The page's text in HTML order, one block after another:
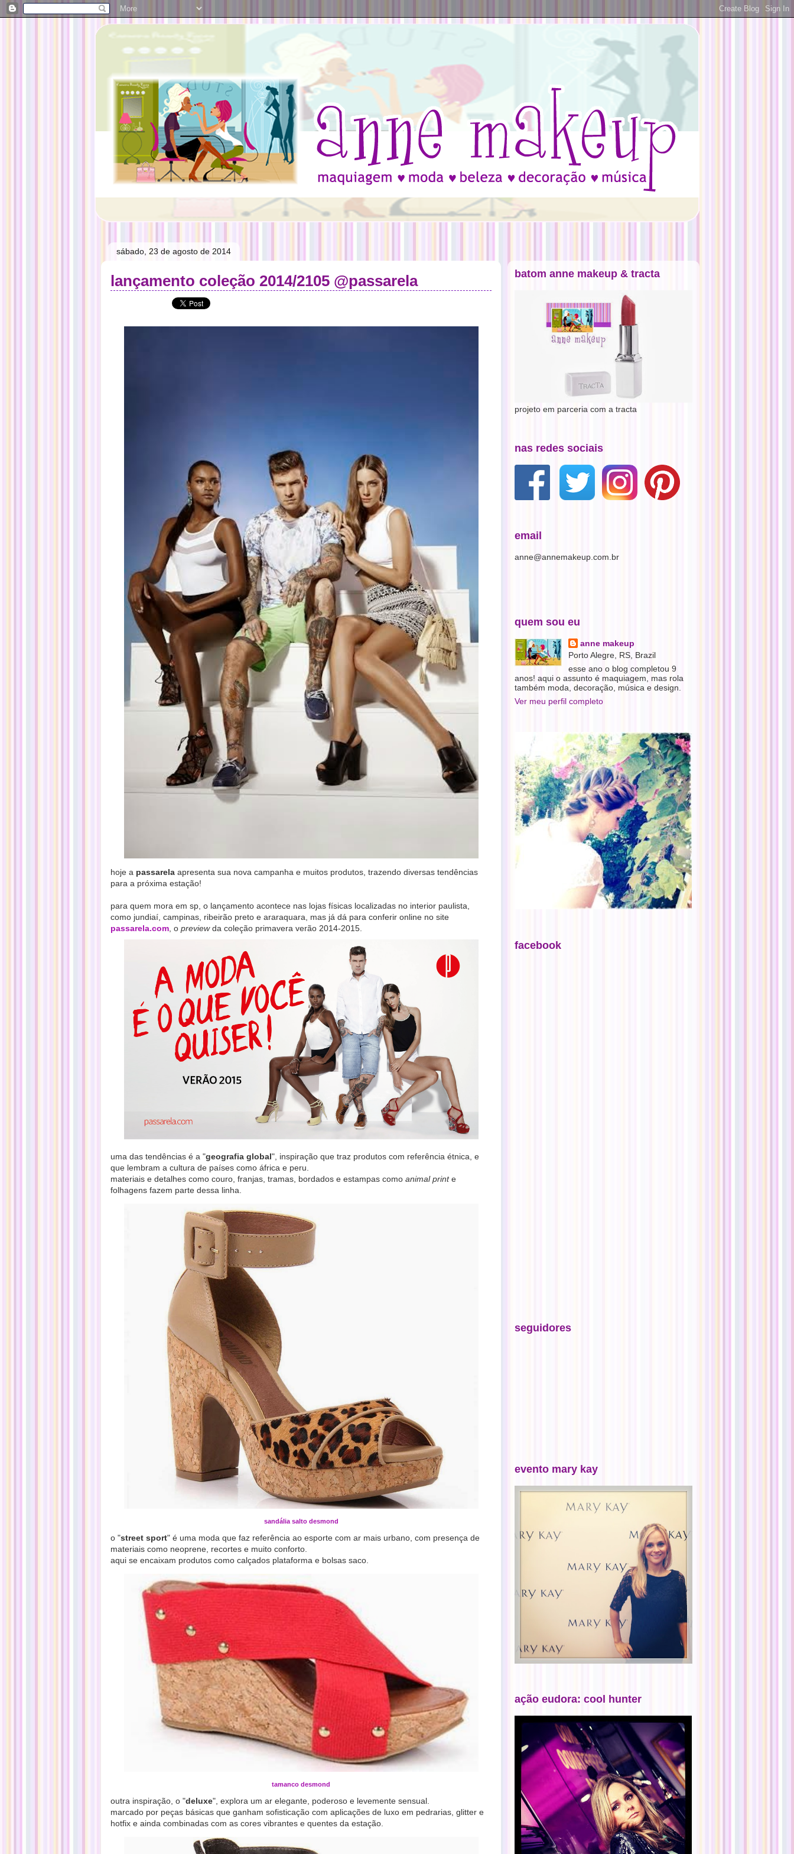
sábado, 23 de agosto de 2014
lançamento coleção 2014/2105 @passarela
hoje a passarela apresenta sua nova campanha e muitos produtos, trazendo diversas tendências
para a próxima estação!
para quem mora em sp, o lançamento acontece nas lojas físicas localizadas no interior paulista,
como jundiaí, campinas, ribeirão preto e araraquara, mas já dá para conferir online no site
passarela.com , o previewda coleção primavera verão 2014-2015.
uma das tendências é a "geografia global", inspiração que traz produtos com referência étnica, e
que lembram a cultura de países como áfrica e peru.
materiais e detalhes como couro, franjas, tramas, bordados e estampas como animal printe
folhagens fazem parte dessa linha.
sandália salto desmond
o "street sport" é uma moda que faz referência ao esporte com ar mais urbano, com presença de
materiais como neoprene, recortes e muito conforto.
aqui se encaixam produtos como calçados plataforma e bolsas saco.
tamanco desmond
outra inspiração, o "deluxe", explora um ar elegante, poderoso e levemente sensual.
marcado por peças básicas que ganham sofisticação com aplicações de luxo em pedrarias, glitter e
hotfix e ainda combinadas com as cores vibrantes e quentes da estação.
batom anne makeup & tracta
projeto em parceria com a tracta
nas redes sociais
email
anne@annemakeup.com.br
quem sou eu
anne makeup
Porto Alegre, RS, Brazil
esse ano o blog completou 9
anos! aqui o assunto é maquiagem, mas rola
também moda, decoração, música e design.
Ver meu perfil completo
facebook
seguidores
evento mary kay
ação eudora: cool hunter